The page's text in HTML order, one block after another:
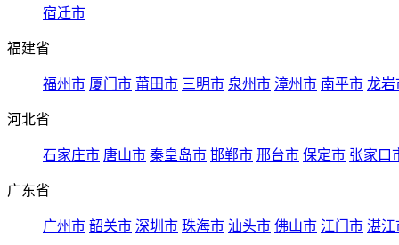
宿迁市
福建省
福州市 厦门市 莆田市 三明市 泉州市 漳州市 南平市 龙岩
河北省
石家庄市 唐山市 秦皇岛市 邯郸市 邢台市 保定市 张家口
广东省
广州市 韶关市 深圳市 珠海市 汕头市 佛山市 江门市 湛江